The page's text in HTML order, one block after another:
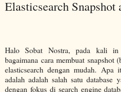
Elasticsearch Snapshot
Halo Sobat Nostra, pada kali
bagaimana cara membuat snapshot
elasticsearch dengan mudah. Apa
adalah adalah salah satu
dengan fokus di search engine